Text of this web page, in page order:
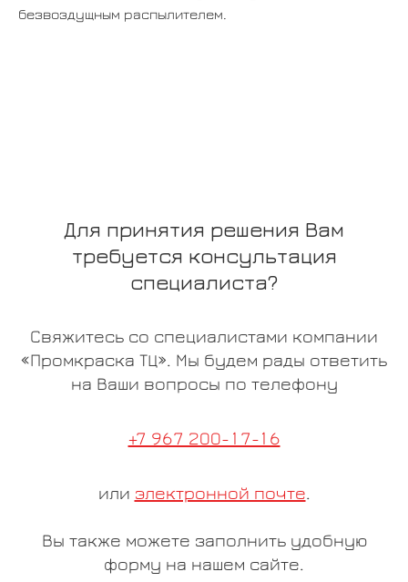
безвоздущным распылителем.
Для принятия решения Вам
требуется консультация
специалиста?
Свяжитесь со специалистами компании
«Промкраска ТЦ». Мы будем рады ответить
на Ваши вопросы по телефону
+7 967 200-17-16
или электронной почте.
Вы также можете заполнить удобную
форму на нашем сайте.